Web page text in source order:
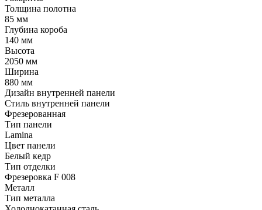
Толщина полотна
85 мм
Глубина короба
140 мм
Высота
2050 мм
Ширина
880 мм
Дизайн внутренней панели
Стиль внутренней панели
Фрезерованная
Тип панели
Lamina
Цвет панели
Белый кедр
Тип отделки
Фрезеровка F 008
Металл
Тип металла